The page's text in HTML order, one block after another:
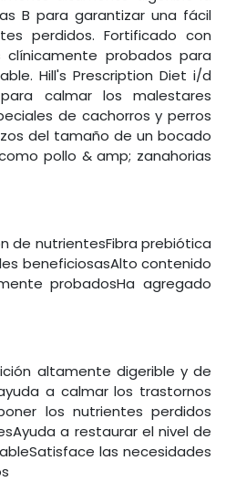
B para garantizar una fácil
perdidos. Fortificado con
probados para
Hill's Prescription Diet i/d
calmar los malestares
de cachorros y perros
del tamaño de un bocado
pollo & amp; zanahorias
de nutrientesFibra prebiótica
beneficiosasAlto contenido
probadosHa agregado
altamente digerible y de
a calmar los trastornos
los nutrientes perdidos
a restaurar el nivel de
las necesidades